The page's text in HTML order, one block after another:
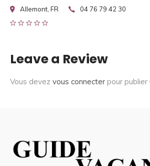
Allemont, FR 04 76 79 42 30
Leave a Review
Vous devez vous connecter pour publier